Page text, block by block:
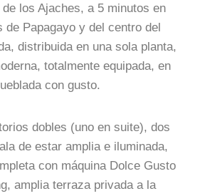
los Ajaches, a 5 minutos en
de Papagayo y del centro del
distribuida en una sola planta,
totalmente equipada, en
con gusto.
dobles (uno en suite), dos
de estar amplia e iluminada,
con máquina Dolce Gusto
amplia terraza privada a la